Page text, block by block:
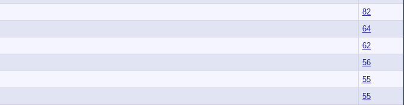
82
64
62
56
55
55